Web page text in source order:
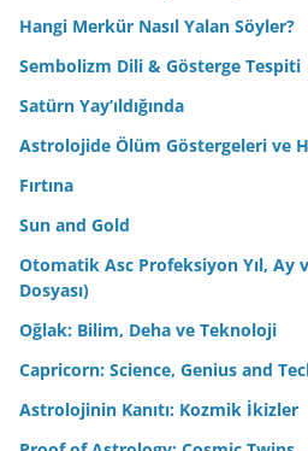
Hangi Merkür Nasıl Yalan Söyler?
Sembolizm Dili & Gösterge Tespiti
Satürn Yay’ıldığında
Astrolojide Ölüm Göstergeleri ve
Fırtına
Sun and Gold
Otomatik Asc Profeksiyon Yıl, Ay
Dosyası)
Oğlak: Bilim, Deha ve Teknoloji
Capricorn: Science, Genius and
Astrolojinin Kanıtı: Kozmik İkizler